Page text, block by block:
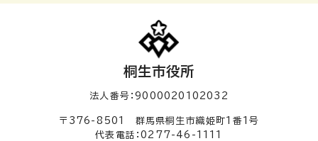
桐生市役所
法人番号：9000020102032
〒376-8501 群馬県桐生市織姫町1番1号
代表電話：0277-46-1111